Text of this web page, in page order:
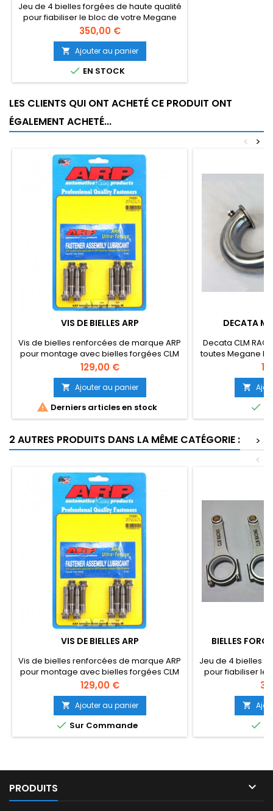
Jeu de 4 bielles forgées de haute qualité
pour fiabiliser le bloc de votre Megane
RS, Clio RS ou tout modèle équipé du F4R,
F7R et F7P.
Prix
350,00 €
 Ajouter au panier
 EN STOCK
LES CLIENTS QUI ONT ACHETÉ CE PRODUIT ONT
ÉGALEMENT ACHETÉ...
>
<
VIS DE BIELLES ARP
Vis de bielles renforcées de marque ARP
pour montage avec bielles forgées CLM
Racing.
Prix
129,00 €
 Ajouter au panier
 Derniers articles en stock
DECATA
Decata CLM
toutes Megane


2 AUTRES PRODUITS DANS LA MÊME CATÉGORIE :
>
<
VIS DE BIELLES ARP
Vis de bielles renforcées de marque ARP
pour montage avec bielles forgées CLM
Racing.
Prix
129,00 €
 Ajouter au panier
 Sur Commande
BIELLES
Jeu de 4 bielles
pour fiabiliser le
RS, Clio RS ou


PRODUITS 